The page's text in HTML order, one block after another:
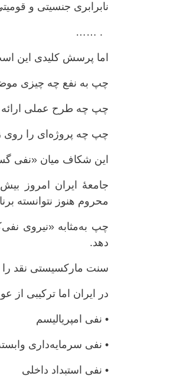
نابرابری جنسیتی و
. ……
اما پرسش کلیدی این
چپ به نفع چه چیزی
چپ چه طرح عملی ارائه
چپ چه پروژه‌ای را روی
این شکاف میان «نفی
جامعهٔ ایران امروز
محروم هنوز نتوانسته
چپ به‌مثابه «نیروی
دهد.
سنت مارکسیستی نقد را
در ایران اما ترکیبی
• نفی امپریالیسم
• نفی سرمایه‌داری
• نفی استبداد داخلی